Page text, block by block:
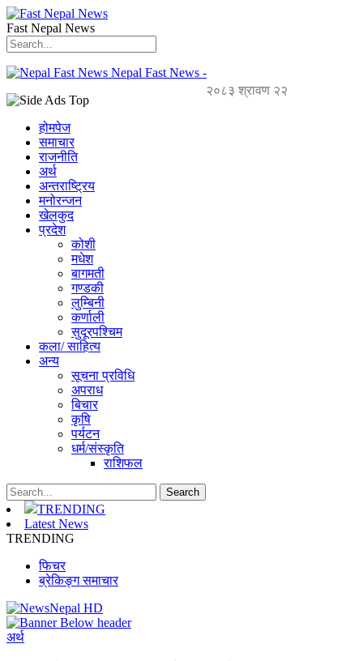
Fast Nepal News
Nepal Fast News -
२०८३ श्रावण २२
होमपेज
समाचार
राजनीति
अर्थ
अन्तराष्ट्रिय
मनोरन्जन
खेलकुद
प्रदेश
कोशी
मधेश
बागमती
गण्डकी
लुम्बिनी
कर्णाली
सुदूरपश्चिम
कला/ साहित्य
अन्य
सूचना प्रविधि
अपराध
बिचार
कृषि
पर्यटन
धर्म/संस्कृति
राशिफल
TRENDING
Latest News
TRENDING
फिचर
ब्रेकिङ्ग समाचार
अर्थ